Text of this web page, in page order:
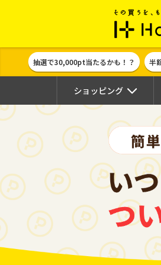
抽選で30,000pt当たるかも！？ 半
ショッピング